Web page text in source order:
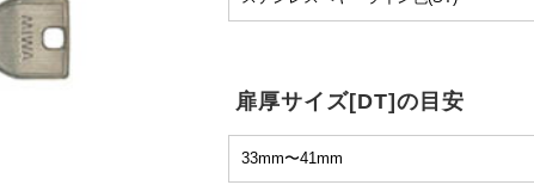
扉厚サイズ[DT]の目安